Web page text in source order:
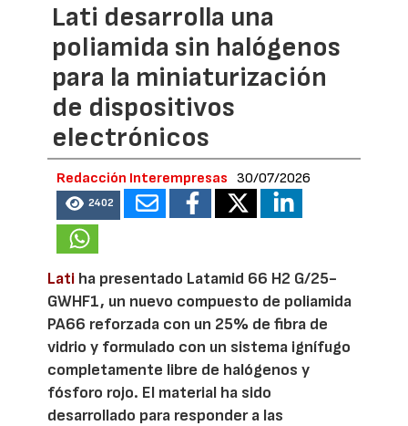
Lati desarrolla una
poliamida sin halógenos
para la miniaturización
de dispositivos
electrónicos
Redacción Interempresas 30/07/2026
2402
Lati ha presentado Latamid 66 H2 G/25-
GWHF1, un nuevo compuesto de poliamida
PA66 reforzada con un 25% de fibra de
vidrio y formulado con un sistema ignífugo
completamente libre de halógenos y
fósforo rojo. El material ha sido
desarrollado para responder a las